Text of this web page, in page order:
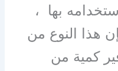
بها ،
هذا النوع من
كمية من